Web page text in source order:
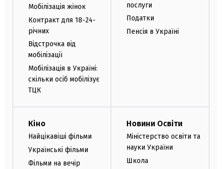
Мобілізація жінок
Контракт для 18-24-
річних
Відстрочка від
мобілізації
Мобілізація в Україні:
скільки осіб мобілізує
ТЦК
послуги
Податки
Пенсія в Україні
Кіно
Найцікавіші фільми
Українські фільми
Фільми на вечір
Новини Освіти
Міністерство освіти та
науки України
Школа